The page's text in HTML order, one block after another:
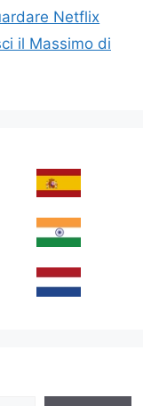
Netflix
il Massimo di